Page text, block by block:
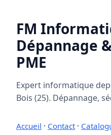
FM
Dépannage
PME
Expert informatique
Bois (25). Dépannage,
Accueil · Contact·